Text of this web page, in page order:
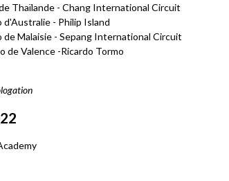
Thaïlande - Chang International Circuit
- Philip Island
de Malaisie - Sepang International Circuit
de Valence -Ricardo Tormo